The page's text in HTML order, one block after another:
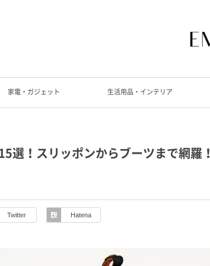
家電・ガジェット 生活用品・インテリア
選！スリッポンからブーツまで網羅！
Twitter Hatena